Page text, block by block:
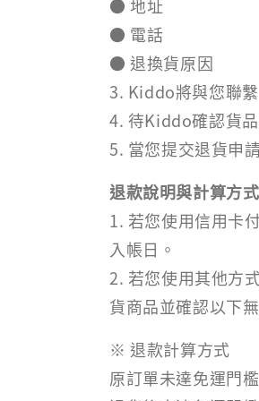
● 地址
● 電話
● 退換貨原因
3. Kiddo將與您聯
4. 待Kiddo確認貨
5. 當您提交退貨申
退款說明與計算方式
1. 若您使用信用卡
入帳日。
2. 若您使用其他方
貨商品並確認以下
※ 退款計算方式
原訂單未達免運門